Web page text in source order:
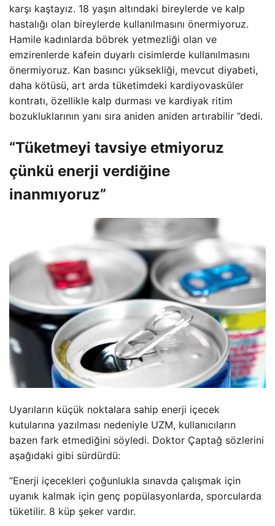
karşı kaştayız. 18 yaşın altındaki bireylerde ve kalp
hastalığı olan bireylerde kullanılmasını önermiyoruz.
Hamile kadınlarda böbrek yetmezliği olan ve
emzirenlerde kafein duyarlı cisimlerde kullanılmasını
önermiyoruz. Kan basıncı yüksekliği, mevcut diyabeti,
daha kötüsü, art arda tüketimdeki kardiyovasküler
kontratı, özellikle kalp durması ve kardiyak ritim
bozukluklarının yanı sıra aniden aniden artırabilir ”dedi.
“Tüketmeyi tavsiye etmiyoruz
çünkü enerji verdiğine
inanmıyoruz”
Uyarıların küçük noktalara sahip enerji içecek
kutularına yazılması nedeniyle UZM, kullanıcıların
bazen fark etmediğini söyledi. Doktor Çaptağ sözlerini
aşağıdaki gibi sürdürdü:
“Enerji içecekleri çoğunlukla sınavda çalışmak için
uyanık kalmak için genç popülasyonlarda, sporcularda
tüketilir. 8 küp şeker vardır.